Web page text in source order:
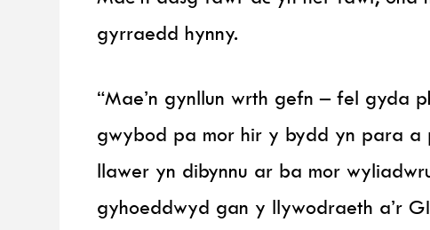
gyrraedd hynny.
“Mae’n gynllun wrth gefn – fel gyda
gwybod pa mor hir y bydd yn para
llawer yn dibynnu ar ba mor
gyhoeddwyd gan y llywodraeth a’r